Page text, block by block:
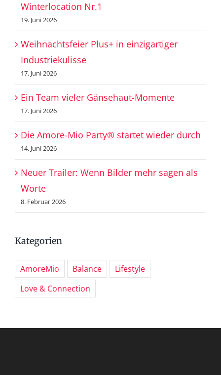
Winterlocation Nr.1
19. Juni 2026
Weihnachtsfeier Plus+ in einzigartiger
Industriekulisse
17. Juni 2026
Ein Team vieler Gänsehaut-Momente
17. Juni 2026
Die Amore-Mio Party® startet wieder durch
14. Juni 2026
Neuer Trailer: Wenn Bilder mehr sagen als
Worte
8. Februar 2026
Kategorien
AmoreMio Balance
Lifestyle
Love & Connection